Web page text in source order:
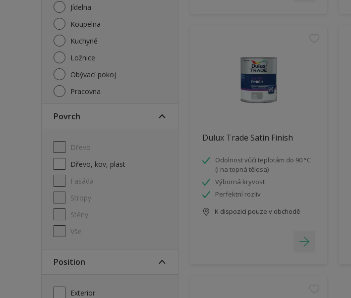
Jídelna
Koupelna
Kuchyně
Ložnice
Obývací pokoj
Pracovna
Povrch
Dřevo
Dřevo, kov, plast
Fasáda
Stropy
Stěny
Vše
Position
Exterior
Dulux Trade Satin Finish
Odolnost vůči teplotám do 90 °C
(i na topná tělesa)
Výborná kryvost
Perfektní rozliv
K dispozici pouze v obchodě